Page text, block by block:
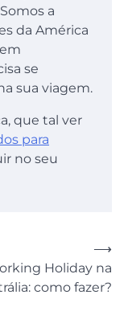
a
da América
se
sua viagem.
que tal ver
para
no seu
Holiday na
como fazer?
⟶